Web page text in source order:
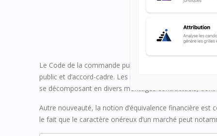
DEFINITION DES
Le Code de la commande publique définit isolément la
public et d’accord-cadre. Les marchés gagnent donc
se décomposant en divers montages contractuels,
Autre nouveauté, la notion d’équivalence financière
le fait que le caractère onéreux d’un marché peut